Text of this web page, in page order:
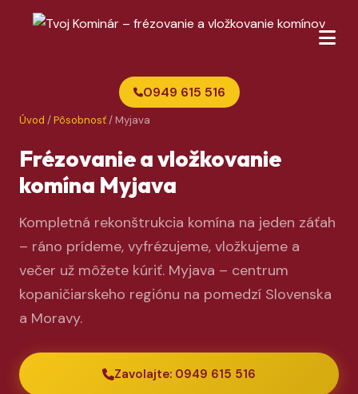
0949 615 516
Úvod /Pôsobnosť/ Myjava
Frézovanie a vložkovanie
komína Myjava
Kompletná rekonštrukcia komína na jeden záťah
– ráno prídeme, vyfrézujeme, vložkujeme a
večer už môžete kúriť. Myjava – centrum
kopaničiarskeho regiónu na pomedzí Slovenska
a Moravy.
Zavolajte: 0949 615 516